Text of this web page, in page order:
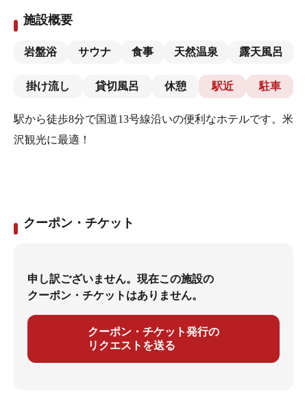
施設概要
岩盤浴 サウナ 食事 天然温泉 露天風呂
掛け流し 貸切風呂 休憩 駅近 駐車
駅から徒歩8分で国道13号線沿いの便利なホテルです。米
沢観光に最適！
クーポン・チケット
申し訳ございません。現在この施設の
クーポン・チケットはありません。
クーポン・チケット発行の
リクエストを送る